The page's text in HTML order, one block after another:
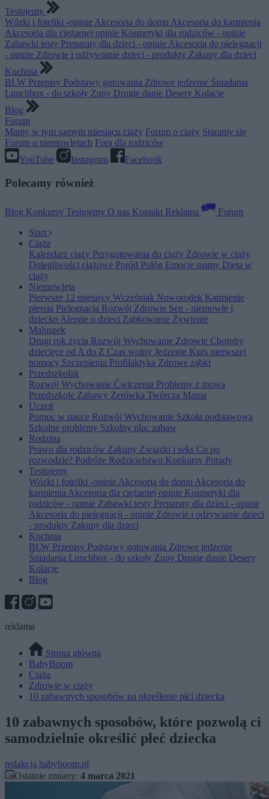
Testujemy
Wózki i foteliki -opinie Akcesoria do domu Akcesoria do karmienia
Akcesoria dla ciężarnej opinie Kosmetyki dla rodziców - opinie
Zabawki testy Preparaty dla dzieci - opinie Akcesoria do pielęgnacji
- opinie Zdrowie i odżywianie dzieci - produkty Zakupy dla dzieci
Kuchnia
BLW Przepisy Podstawy gotowania Zdrowe jedzenie Śniadania
Lunchbox - do szkoły Zupy Drugie danie Desery Kolacje
Blog
Forum
Mamy w tym samym miesiącu ciąży Forum o ciąży Staramy się
Forum o niemowlętach Fora dla rodziców
YouTube
Instagram Facebook
Polecamy również
Blog Konkursy Testujemy O nas Kontakt Reklama
Forum
Start
Ciąża
Kalendarz ciąży Przygotowania do ciąży Zdrowie w ciąży
Dolegliwości ciążowe Poród Połóg Emocje mamy Dieta w
ciąży
Niemowlęta
Pierwsze 12 miesięcy Wcześniak Noworodek Karmienie
piersią Pielęgnacja Rozwój Zdrowie Sen - niemowlę i
dziecko Alergie u dzieci Ząbkowanie Żywienie
Maluszek
Drugi rok życia Rozwój Wychowanie Zdrowie Choroby
dziecięce od A do Z Czas wolny Jedzenie Kurs pierwszej
pomocy Szczepienia Profilaktyka Zdrowe ząbki
Przedszkolak
Rozwój Wychowanie Ćwiczenia Problemy z mową
Przedszkole Zabawy Zerówka Twórcza Mama
Uczeń
Pomoc w nauce Rozwój Wychowanie Szkoła podstawowa
Szkolne problemy Szkolny plac zabaw
Rodzina
Prawo dla rodziców Zakupy Związki i seks Co po
rozwodzie? Podróże Rodzicielstwo Konkursy Porady
Testujemy
Wózki i foteliki -opinieAkcesoria do domu Akcesoria do
karmieniaAkcesoria dla ciężarnej opinie Kosmetyki dla
rodziców - opinie Zabawki testy Preparaty dla dzieci - opinie
Akcesoria do pielęgnacji - opinie Zdrowie i odżywianie dzieci
- produkty Zakupy dla dzieci
Kuchnia
BLW Przepisy Podstawy gotowania Zdrowe jedzenie
Śniadania Lunchbox - do szkoły Zupy Drugie danie Desery
Kolacje
Blog
reklama
Strona główna
BabyBoom
Ciąża
Zdrowie w ciąży
10 zabawnych sposobów na określenie płci dziecka
10 zabawnych sposobów, które pozwolą ci
samodzielnie określić płeć dziecka
redakcja babyboom.pl
Ostatnie zmiany: 4 marca 2021